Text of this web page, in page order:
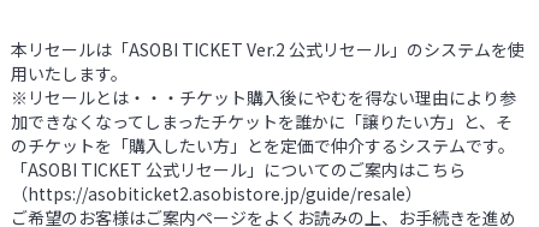
本リセールは「ASOBI TICKET Ver.2 公式リセール」のシステムを使
用いたします。
※リセールとは・・・チケット購入後にやむを得ない理由により参
加できなくなってしまったチケットを誰かに「譲りたい方」と、そ
のチケットを「購入したい方」とを定価で仲介するシステムです。
「ASOBI TICKET 公式リセール」についてのご案内はこちら
（https://asobiticket2.asobistore.jp/guide/resale）
ご希望のお客様はご案内ページをよくお読みの上、お手続きを進め